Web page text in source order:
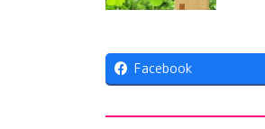
Facebook